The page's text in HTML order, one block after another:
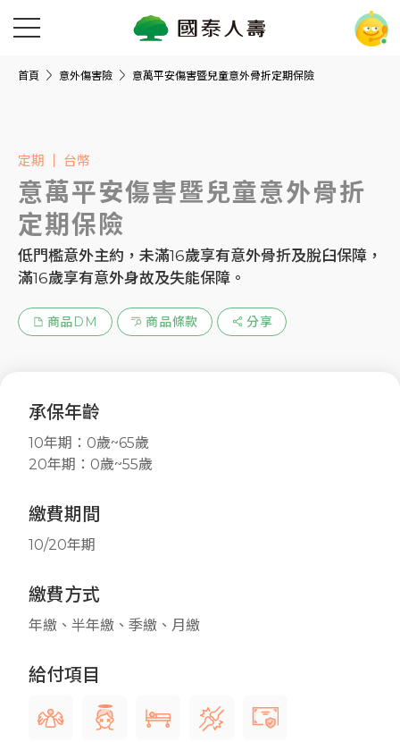
首頁 意外傷害險 意萬平安傷害暨兒童意外骨折定期保險
定期 台幣
意萬平安傷害暨兒童意外骨折
定期保險
低門檻意外主約，未滿16歲享有意外骨折及脫臼保障，
滿16歲享有意外身故及失能保障。
商品DM 商品條款 分享
承保年齡
10年期：0歲~65歲
20年期：0歲~55歲
繳費期間
10/20年期
繳費方式
年繳、半年繳、季繳、月繳
給付項目